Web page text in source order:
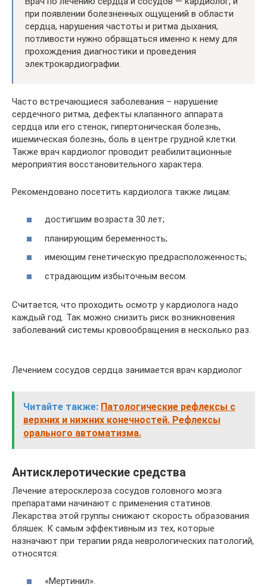
при появлении болезненных ощущений в области
сердца, нарушения частоты и ритма дыхания,
потливости нужно обращаться именно к нему для
прохождения диагностики и проведения
электрокардиографии.
Часто встречающиеся заболевания – нарушение
сердечного ритма, дефекты клапанного аппарата
сердца или его стенок, гипертоническая болезнь,
ишемическая болезнь, боль в центре грудной клетки.
Также врач кардиолог проводит реабилитационные
мероприятия восстановительного характера.
Рекомендовано посетить кардиолога также лицам:
достигшим возраста 30 лет;
планирующим беременность;
имеющим генетическую предрасположенность;
страдающим избыточным весом.
Считается, что проходить осмотр у кардиолога надо
каждый год. Так можно снизить риск возникновения
заболеваний системы кровообращения в несколько раз.
Лечением сосудов сердца занимается врач кардиолог
Читайте также: Патологические рефлексы с
верхних и нижних конечностей. Рефлексы
орального автоматизма.
Антисклеротические средства
Лечение атеросклероза сосудов головного мозга
препаратами начинают с применения статинов.
Лекарства этой группы снижают скорость образования
бляшек. К самым эффективным из тех, которые
назначают при терапии ряда неврологических патологий,
относятся:
«Мертинил».